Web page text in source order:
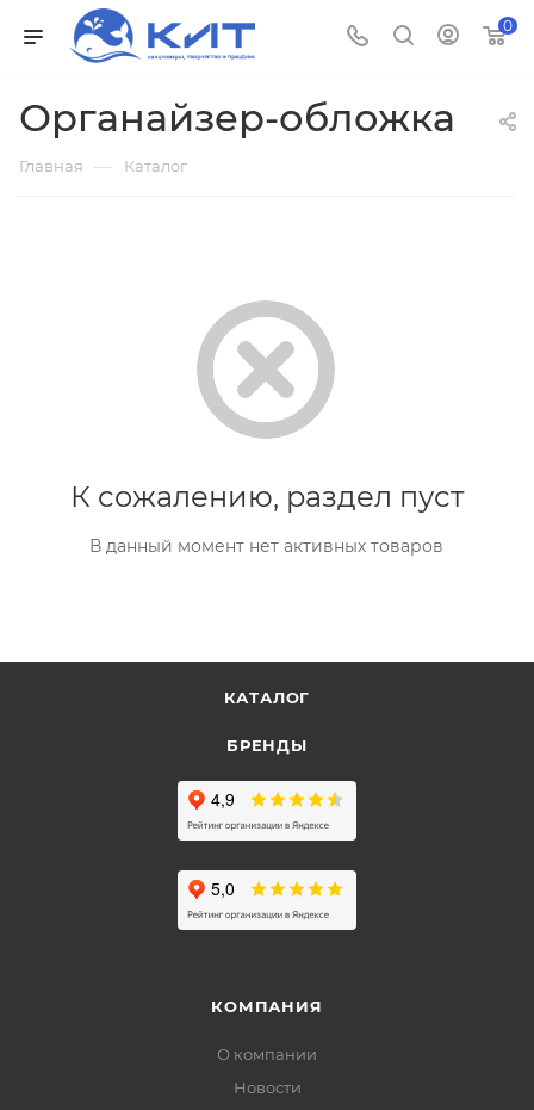
0
Органайзер-обложка
Главная — Каталог
К сожалению, раздел пуст
В данный момент нет активных товаров
КАТАЛОГ
БРЕНДЫ
КОМПАНИЯ
О компании
Новости